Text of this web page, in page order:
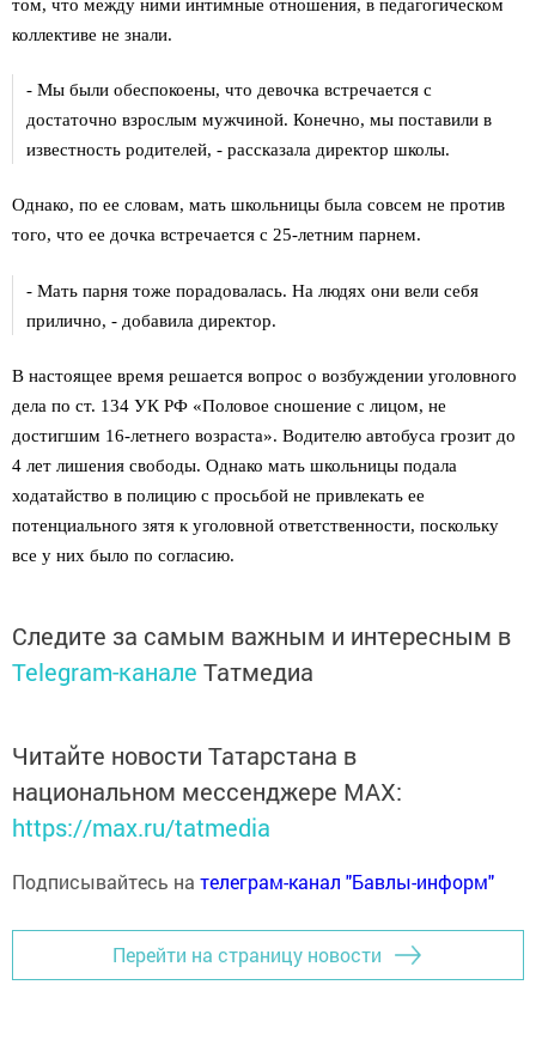
том, что между ними интимные отношения, в педагогическом
коллективе не знали.
- Мы были обеспокоены, что девочка встречается с
достаточно взрослым мужчиной. Конечно, мы поставили в
известность родителей, - рассказала директор школы.
Однако, по ее словам, мать школьницы была совсем не против
того, что ее дочка встречается с 25-летним парнем.
- Мать парня тоже порадовалась. На людях они вели себя
прилично, - добавила директор.
В настоящее время решается вопрос о возбуждении уголовного
дела по ст. 134 УК РФ «Половое сношение с лицом, не
достигшим 16-летнего возраста». Водителю автобуса грозит до
4 лет лишения свободы. Однако мать школьницы подала
ходатайство в полицию с просьбой не привлекать ее
потенциального зятя к уголовной ответственности, поскольку
все у них было по согласию.
Следите за самым важным и интересным в
Telegram-канале Татмедиа
Читайте новости Татарстана в
национальном мессенджере MАХ:
https://max.ru/tatmedia
Подписывайтесь на телеграм-канал "Бавлы-информ"
Перейти на страницу новости